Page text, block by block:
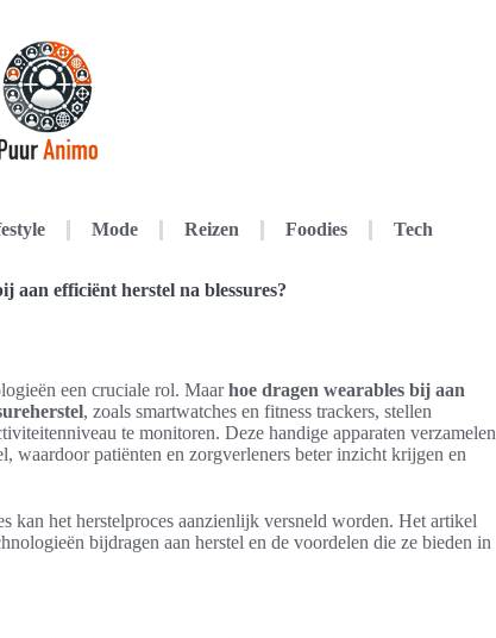
Mode Reizen Foodies Tech
aan efficiënt herstel na blessures?
een cruciale rol. Maarhoe dragen wearables bij aan
, zoals smartwatches en fitness trackers, stellen
te monitoren. Deze handige apparaten verzamelen
waardoor patiënten en zorgverleners beter inzicht krijgen en
kan het herstelproces aanzienlijk versneld worden. Het artikel
bijdragen aan herstel en de voordelen die ze bieden in